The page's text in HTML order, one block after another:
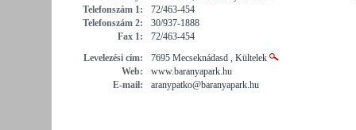
Telefonszám 1:
72/463-454
Telefonszám 2:
30/937-1888
Fax 1:
72/463-454
Levelezési cím:
7695 Mecseknádasd , Kültelek
Web:
www.baranyapark.hu
E-mail:
aranypatko@baranyapark.hu